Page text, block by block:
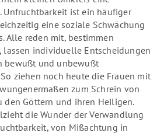
Unfruchtbarkeit ist ein häufiger
eine soziale Schwächung
Alle reden mit, bestimmen
lassen individuelle Entscheidungen
bewußt und unbewußt
ziehen noch heute die Frauen mit
zum Schrein von
den Göttern und ihren Heiligen.
die Wunder der Verwandlung
von Mißachtung in